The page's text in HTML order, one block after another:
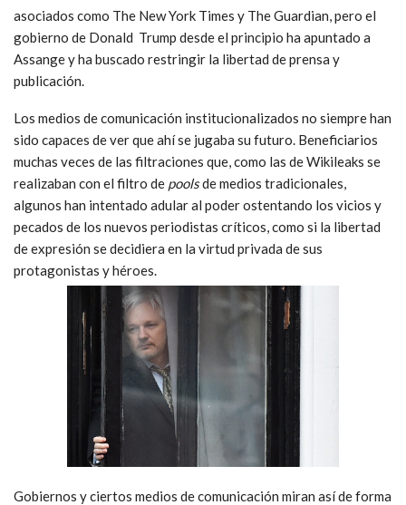
asociados como The New York Times y The Guardian, pero el
gobierno de Donald Trump desde el principio ha apuntado a
Assange y ha buscado restringir la libertad de prensa y
publicación.
Los medios de comunicación institucionalizados no siempre han
sido capaces de ver que ahí se jugaba su futuro. Beneficiarios
muchas veces de las filtraciones que, como las de Wikileaks se
realizaban con el filtro de poolsde medios tradicionales,
algunos han intentado adular al poder ostentando los vicios y
pecados de los nuevos periodistas críticos, como si la libertad
de expresión se decidiera en la virtud privada de sus
protagonistas y héroes.
Gobiernos y ciertos medios de comunicación miran así de forma